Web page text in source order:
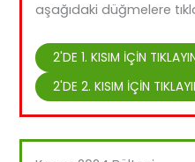
aşağıdaki düğmelere
2'DE 1. KISIM İÇİN
2'DE 2. KISIM İÇİN